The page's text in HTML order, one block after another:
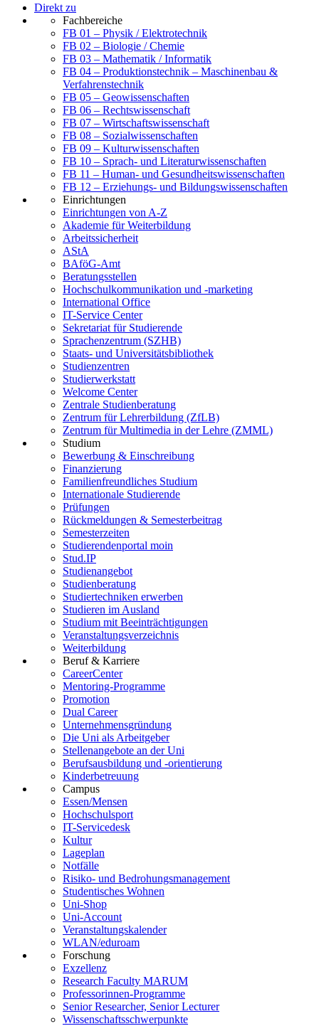
Direkt zu
Fachbereiche
FB 01 – Physik / Elektrotechnik
FB 02 – Biologie / Chemie
FB 03 – Mathematik / Informatik
FB 04 – Produktionstechnik – Maschinenbau &
Verfahrenstechnik
FB 05 – Geowissenschaften
FB 06 – Rechtswissenschaft
FB 07 – Wirtschaftswissenschaft
FB 08 – Sozialwissenschaften
FB 09 – Kulturwissenschaften
FB 10 – Sprach- und Literaturwissenschaften
FB 11 – Human- und Gesundheitswissenschaften
FB 12 – Erziehungs- und Bildungswissenschaften
Einrichtungen
Einrichtungen von A-Z
Akademie für Weiterbildung
Arbeitssicherheit
AStA
BAföG-Amt
Beratungsstellen
Hochschulkommunikation und -marketing
International Office
IT-Service Center
Sekretariat für Studierende
Sprachenzentrum (SZHB)
Staats- und Universitätsbibliothek
Studienzentren
Studierwerkstatt
Welcome Center
Zentrale Studienberatung
Zentrum für Lehrerbildung (ZfLB)
Zentrum für Multimedia in der Lehre (ZMML)
Studium
Bewerbung & Einschreibung
Finanzierung
Familienfreundliches Studium
Internationale Studierende
Prüfungen
Rückmeldungen & Semesterbeitrag
Semesterzeiten
Studierendenportal moin
Stud.IP
Studienangebot
Studienberatung
Studiertechniken erwerben
Studieren im Ausland
Studium mit Beeinträchtigungen
Veranstaltungsverzeichnis
Weiterbildung
Beruf & Karriere
CareerCenter
Mentoring-Programme
Promotion
Dual Career
Unternehmensgründung
Die Uni als Arbeitgeber
Stellenangebote an der Uni
Berufsausbildung und -orientierung
Kinderbetreuung
Campus
Essen/Mensen
Hochschulsport
IT-Servicedesk
Kultur
Lageplan
Notfälle
Risiko- und Bedrohungsmanagement
Studentisches Wohnen
Uni-Shop
Uni-Account
Veranstaltungskalender
WLAN/eduroam
Forschung
Exzellenz
Research Faculty MARUM
Professorinnen-Programme
Senior Researcher, Senior Lecturer
Wissenschaftsschwerpunkte